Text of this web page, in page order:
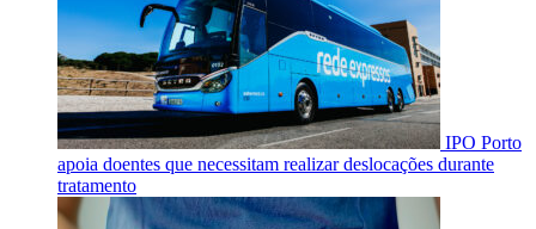
IPO Porto
apoia doentes que necessitam realizar deslocações durante
tratamento